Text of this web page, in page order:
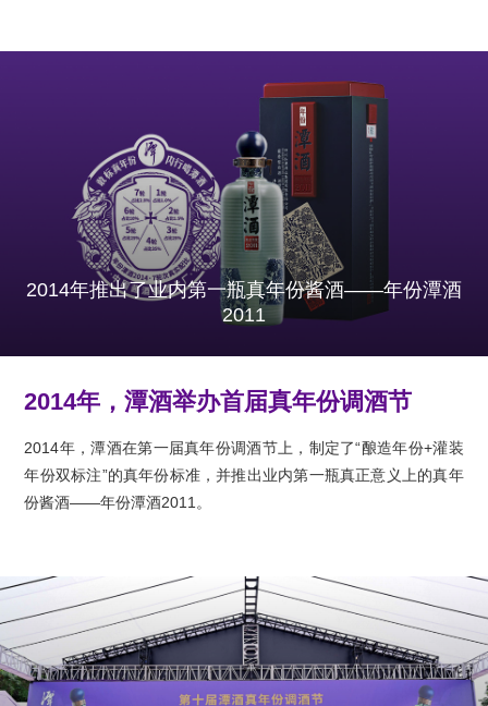
2014年推出了业内第一瓶真年份酱酒——年份潭酒
2011
2014年，潭酒举办首届真年份调酒节
2014年，潭酒在第一届真年份调酒节上，制定了“酿造年份+灌装
年份双标注”的真年份标准，并推出业内第一瓶真正意义上的真年
份酱酒——年份潭酒2011。